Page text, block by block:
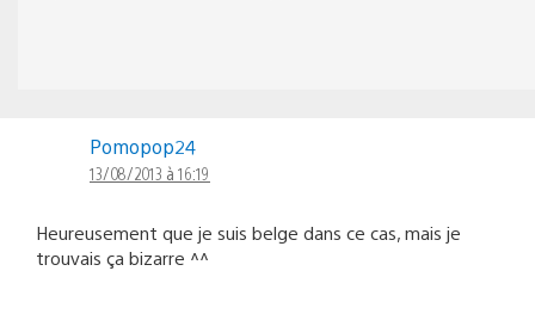
Pomopop24
13/08/2013 à 16:19
Heureusement que je suis belge dans ce cas, mais je
trouvais ça bizarre ^^